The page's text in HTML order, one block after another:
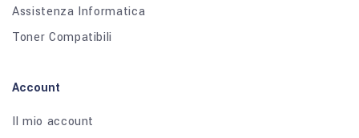
Assistenza Informatica
Toner Compatibili
Account
Il mio account